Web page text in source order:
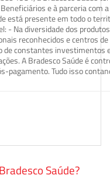
e à parceria com
está presente em todo o
- Na diversidade dos
reconhecidos e centros
constantes investimentos
A Bradesco Saúde é
pagamento. Tudo isso
Saúde?